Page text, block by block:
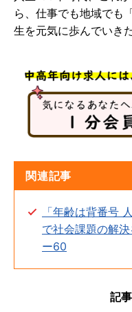
ら、仕事でも地域でも
生を元気に歩んでいき
関連記事
「年齢は背番号
で社会課題の解
ー60
記